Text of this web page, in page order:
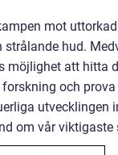
mot
hud.
möjlighet att hitta
och
om vår